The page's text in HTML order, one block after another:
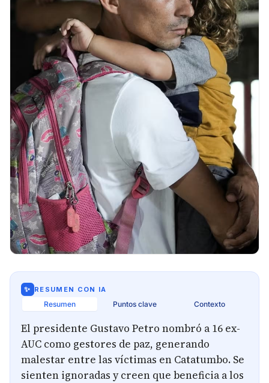
✨ RESUMEN CON IA
Resumen Puntos clave Contexto
El presidente Gustavo Petro nombró a 16 ex-
AUC como gestores de paz, generando
malestar entre las víctimas en Catatumbo. Se
sienten ignoradas y creen que beneficia a los